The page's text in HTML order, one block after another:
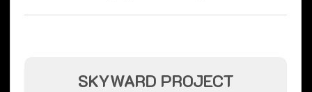
SKYWARD PROJECT